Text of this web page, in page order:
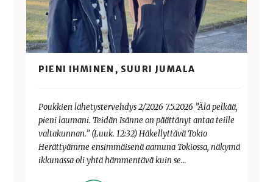
PIENI IHMINEN, SUURI JUMALA
Poukkien lähetystervehdys 2/2026 7.5.2026 ”Älä pelkää,
pieni laumani. Teidän Isänne on päättänyt antaa teille
valtakunnan.” (Luuk. 12:32) Häkellyttävä Tokio
Herättyämme ensimmäisenä aamuna Tokiossa, näkymä
ikkunassa oli yhtä hämmentävä kuin se…